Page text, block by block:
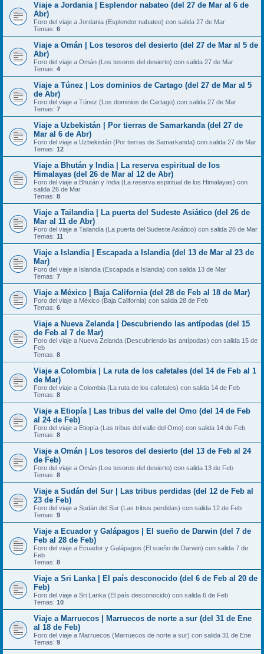
Viaje a Jordania | Esplendor nabateo (del 27 de Mar al 6 de
Abr)
Foro del viaje a Jordania (Esplendor nabateo) con salida 27 de Mar
Temas: 6
Viaje a Omán | Los tesoros del desierto (del 27 de Mar al 5 de
Abr)
Foro del viaje a Omán (Los tesoros del desierto) con salida 27 de Mar
Temas: 4
Viaje a Túnez | Los dominios de Cartago (del 27 de Mar al 5
de Abr)
Foro del viaje a Túnez (Los dominios de Cartago) con salida 27 de Mar
Temas: 7
Viaje a Uzbekistán | Por tierras de Samarkanda (del 27 de
Mar al 6 de Abr)
Foro del viaje a Uzbekistán (Por tierras de Samarkanda) con salida 27 de Mar
Temas: 12
Viaje a Bhután y India | La reserva espiritual de los
Himalayas (del 26 de Mar al 12 de Abr)
Foro del viaje a Bhután y India (La reserva espiritual de los Himalayas) con
salida 26 de Mar
Temas: 8
Viaje a Tailandia | La puerta del Sudeste Asiático (del 26 de
Mar al 11 de Abr)
Foro del viaje a Tailandia (La puerta del Sudeste Asiático) con salida 26 de Mar
Temas: 11
Viaje a Islandia | Escapada a Islandia (del 13 de Mar al 23 de
Mar)
Foro del viaje a Islandia (Escapada a Islandia) con salida 13 de Mar
Temas: 7
Viaje a México | Baja California (del 28 de Feb al 18 de Mar)
Foro del viaje a México (Baja California) con salida 28 de Feb
Temas: 6
Viaje a Nueva Zelanda | Descubriendo las antípodas (del 15
de Feb al 7 de Mar)
Foro del viaje a Nueva Zelanda (Descubriendo las antípodas) con salida 15 de
Feb
Temas: 8
Viaje a Colombia | La ruta de los cafetales (del 14 de Feb al 1
de Mar)
Foro del viaje a Colombia (La ruta de los cafetales) con salida 14 de Feb
Temas: 8
Viaje a Etiopía | Las tribus del valle del Omo (del 14 de Feb
al 24 de Feb)
Foro del viaje a Etiopía (Las tribus del valle del Omo) con salida 14 de Feb
Temas: 8
Viaje a Omán | Los tesoros del desierto (del 13 de Feb al 24
de Feb)
Foro del viaje a Omán (Los tesoros del desierto) con salida 13 de Feb
Temas: 8
Viaje a Sudán del Sur | Las tribus perdidas (del 12 de Feb al
23 de Feb)
Foro del viaje a Sudán del Sur (Las tribus perdidas) con salida 12 de Feb
Temas: 9
Viaje a Ecuador y Galápagos | El sueño de Darwin (del 7 de
Feb al 28 de Feb)
Foro del viaje a Ecuador y Galápagos (El sueño de Darwin) con salida 7 de
Feb
Temas: 8
Viaje a Sri Lanka | El país desconocido (del 6 de Feb al 20 de
Feb)
Foro del viaje a Sri Lanka (El país desconocido) con salida 6 de Feb
Temas: 10
Viaje a Marruecos | Marruecos de norte a sur (del 31 de Ene
al 18 de Feb)
Foro del viaje a Marruecos (Marruecos de norte a sur) con salida 31 de Ene
Temas: 9